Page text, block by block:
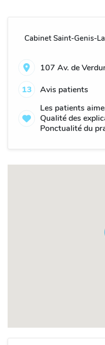
Cabinet Saint-Genis-
107 Av. de
13
Avis patients
Les patients
Qualité des
Ponctualité du